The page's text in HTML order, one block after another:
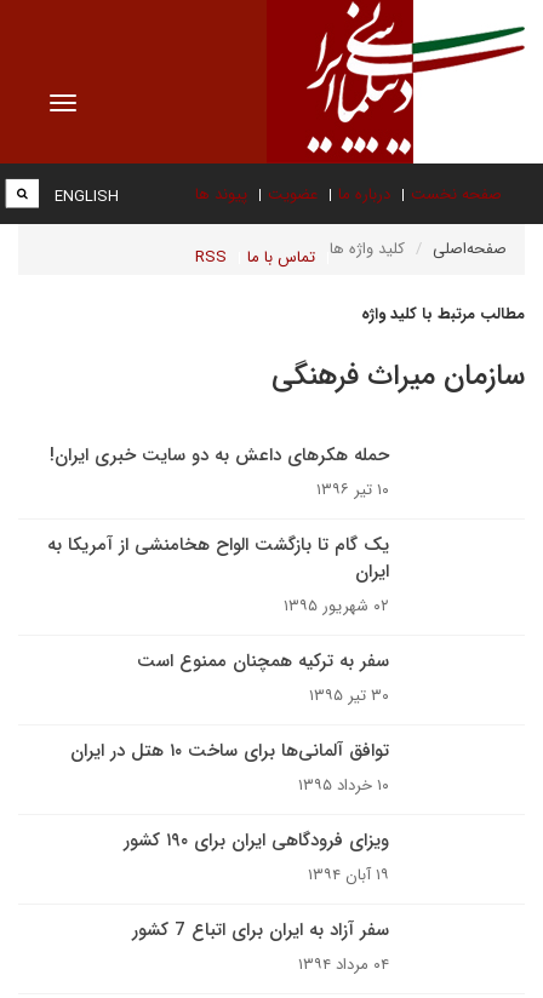
Toggle
صفحه نخست درباره ما عضویت پیوند ها
تماس با ما RSS
ENGLISH
صفحه‌اصلی کلید واژه ها
مطالب مرتبط با کلید واژه
سازمان میراث فرهنگی
حمله هکرهای داعش به دو سایت خبری ایران!
۱۰ تیر ۱۳۹۶
یک گام تا بازگشت الواح هخامنشی از آمریکا به
ایران
۰۲ شهریور ۱۳۹۵
سفر به ترکیه همچنان ممنوع است
۳۰ تیر ۱۳۹۵
توافق آلمانی‌ها برای ساخت ۱۰ هتل در ایران
۱۰ خرداد ۱۳۹۵
ویزای فرودگاهی ایران برای ۱۹۰ کشور
۱۹ آبان ۱۳۹۴
سفر آزاد به ایران برای اتباع 7 کشور
۰۴ مرداد ۱۳۹۴